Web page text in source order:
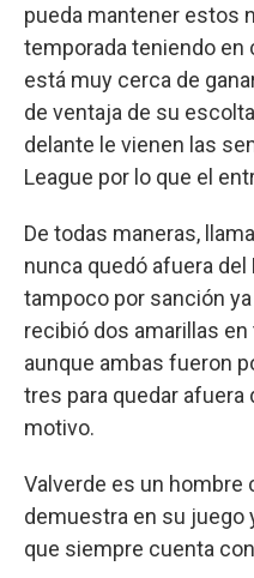
pueda mantener estos
temporada teniendo en
está muy cerca de
de ventaja de su
delante le vienen las
League por lo que el
De todas maneras,
nunca quedó afuera
tampoco por sanción
recibió dos amarillas
aunque ambas fueron
tres para quedar afuera
motivo.
Valverde es un hombre
demuestra en su juego
que siempre cuenta